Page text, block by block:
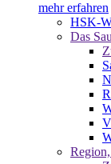
mehr erfahren
HSK-
Das